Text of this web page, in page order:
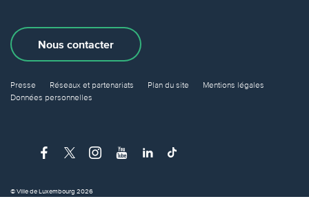
Nous contacter
Presse Réseaux et partenariats Plan du site
Mentions légales
Données personnelles
© Ville de Luxembourg 2026